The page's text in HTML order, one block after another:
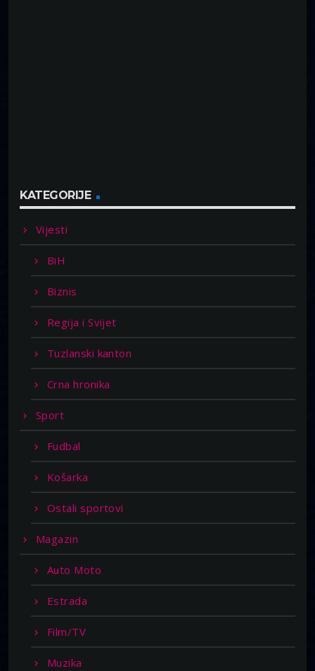
KATEGORIJE
Vijesti
BiH
Biznis
Regija i Svijet
Tuzlanski kanton
Crna hronika
Sport
Fudbal
Košarka
Ostali sportovi
Magazin
Auto Moto
Estrada
Film/TV
Muzika